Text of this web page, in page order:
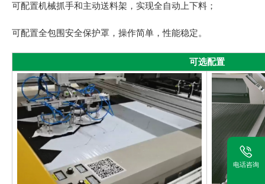
可配置机械抓手和主动送料架，实现全自动上下料；
可配置全包围安全保护罩，操作简单，性能稳定。
可选配置
电话咨询